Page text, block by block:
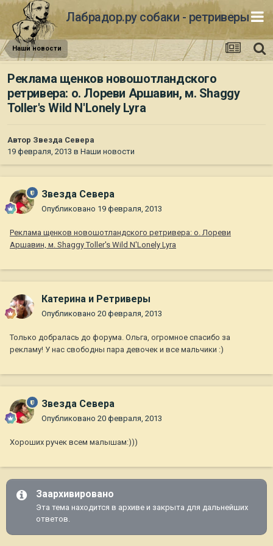
Лабрадор.ру собаки - ретриверы
Наши новости
Реклама щенков новошотландского
ретривера: о. Лореви Аршавин, м. Shaggy
Toller's Wild N'Lonely Lyra
Автор Звезда Севера
19 февраля, 2013 в Наши новости
Звезда Севера
Опубликовано 19 февраля, 2013
Реклама щенков новошотландского ретривера: о. Лореви
Аршавин, м. Shaggy Toller's Wild N'Lonely Lyra
Катерина и Ретриверы
Опубликовано 20 февраля, 2013
Только добралась до форума. Ольга, огромное спасибо за
рекламу! У нас свободны пара девочек и все мальчики :)
Звезда Севера
Опубликовано 20 февраля, 2013
Хороших ручек всем малышам:)))
Заархивировано
Эта тема находится в архиве и закрыта для дальнейших
ответов.